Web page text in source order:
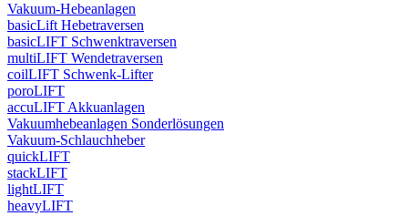
Vakuum-Hebeanlagen
basicLift Hebetraversen
basicLIFT Schwenktraversen
multiLIFT Wendetraversen
coilLIFT Schwenk-Lifter
poroLIFT
accuLIFT Akkuanlagen
Vakuumhebeanlagen Sonderlösungen
Vakuum-Schlauchheber
quickLIFT
stackLIFT
lightLIFT
heavyLIFT